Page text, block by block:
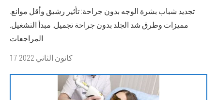
تجديد شباب بشرة الوجه بدون جراحة: تأثير رشيق وأقل موانع.
مميزات وطرق شد الجلد بدون جراحة تجميل. مبدأ التشغيل.
المراجعات
17 كانون الثاني 2022